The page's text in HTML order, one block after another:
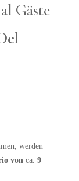
Gäste
werden
vonca. 9